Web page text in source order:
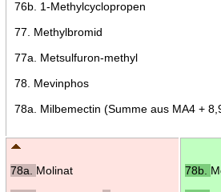
76b. 1-Methylcyclopropen
77. Methylbromid
77a. Metsulfuron-methyl
78. Mevinphos
78a. Milbemectin (Summe aus MA4 +
78a. Molinat
78b.